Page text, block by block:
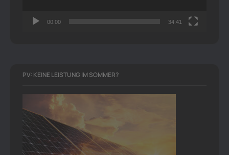
00:00 34:41
PV: KEINE LEISTUNG IM SOMMER?